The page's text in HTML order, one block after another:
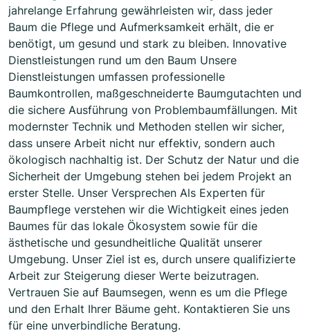
jahrelange Erfahrung gewährleisten wir, dass jeder
Baum die Pflege und Aufmerksamkeit erhält, die er
benötigt, um gesund und stark zu bleiben. Innovative
Dienstleistungen rund um den Baum Unsere
Dienstleistungen umfassen professionelle
Baumkontrollen, maßgeschneiderte Baumgutachten und
die sichere Ausführung von Problembaumfällungen. Mit
modernster Technik und Methoden stellen wir sicher,
dass unsere Arbeit nicht nur effektiv, sondern auch
ökologisch nachhaltig ist. Der Schutz der Natur und die
Sicherheit der Umgebung stehen bei jedem Projekt an
erster Stelle. Unser Versprechen Als Experten für
Baumpflege verstehen wir die Wichtigkeit eines jeden
Baumes für das lokale Ökosystem sowie für die
ästhetische und gesundheitliche Qualität unserer
Umgebung. Unser Ziel ist es, durch unsere qualifizierte
Arbeit zur Steigerung dieser Werte beizutragen.
Vertrauen Sie auf Baumsegen, wenn es um die Pflege
und den Erhalt Ihrer Bäume geht. Kontaktieren Sie uns
für eine unverbindliche Beratung.